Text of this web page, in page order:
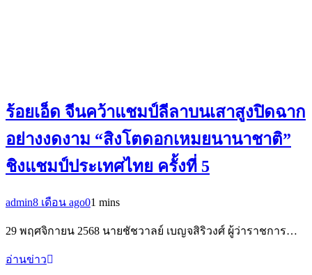
ร้อยเอ็ด จีนคว้าแชมป์ลีลาบนเสาสูงปิดฉาก
อย่างงดงาม “สิงโตดอกเหมยนานาชาติ”
ชิงแชมป์ประเทศไทย ครั้งที่ 5
admin8 เดือน ago01 mins
29 พฤศจิกายน 2568 นายชัชวาลย์ เบญจสิริวงศ์ ผู้ว่าราชการ…
อ่านข่าว